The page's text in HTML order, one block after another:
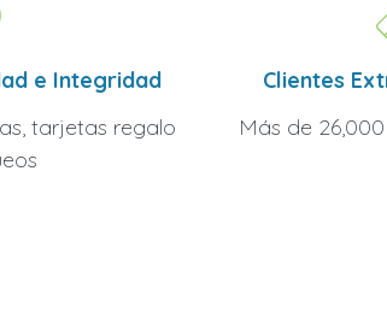
e Integridad
tarjetas regalo
Clientes
Más de